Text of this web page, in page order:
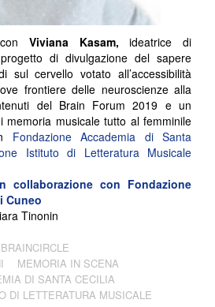
Viviana Kasam,ideatrice di
di divulgazione del sapere
sul cervello votato all’accessibilità
frontiere delle neuroscienze alla
del Brain Forum 2019 e un
memoria musicale tutto al femminile
Fondazione Accademia di Santa
Istituto di Letteratura Musicale
collaborazione con Fondazione
Cuneo
Tinonin
BRAINCIRCLE
MEMORIA IN SCENA
DI SANTA CECILIA
DI LETTERATURA MUSICALE